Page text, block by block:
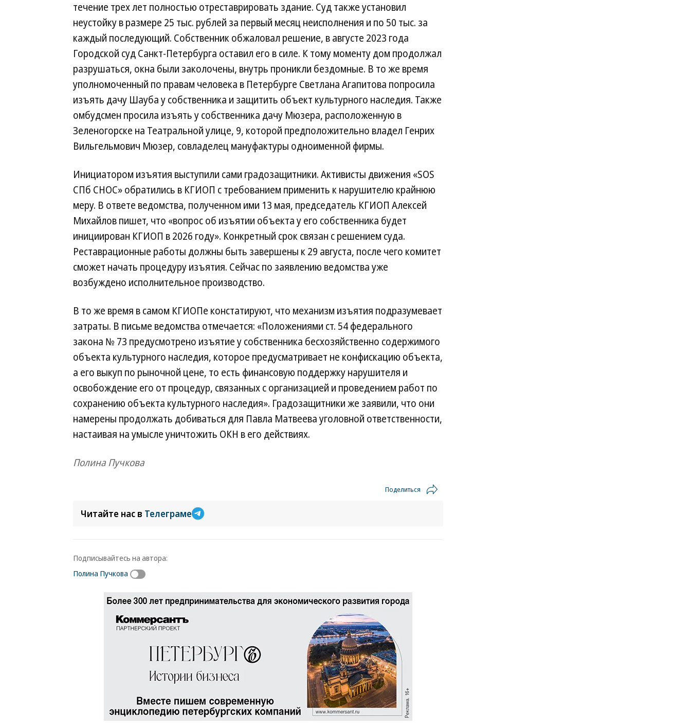
течение трех лет полностью отреставрировать здание. Суд также установил
неустойку в размере 25 тыс. рублей за первый месяц неисполнения и по 50 тыс. за
каждый последующий. Собственник обжаловал решение, в августе 2023 года
Городской суд Санкт-Петербурга оставил его в силе. К тому моменту дом продолжал
разрушаться, окна были заколочены, внутрь проникли бездомные. В то же время
уполномоченный по правам человека в Петербурге Светлана Агапитова попросила
изъять дачу Шауба у собственника и защитить объект культурного наследия. Также
омбудсмен просила изъять у собственника дачу Мюзера, расположенную в
Зеленогорске на Театральной улице, 9, которой предположительно владел Генрих
Вильгельмович Мюзер, совладелец мануфактуры одноименной фирмы.
Инициатором изъятия выступили сами градозащитники. Активисты движения «SOS
СПб СНОС» обратились в КГИОП с требованием применить к нарушителю крайнюю
меру. В ответе ведомства, полученном ими 13 мая, председатель КГИОП Алексей
Михайлов пишет, что «вопрос об изъятии объекта у его собственника будет
инициирован КГИОП в 2026 году». Конкретный срок связан с решением суда.
Реставрационные работы должны быть завершены к 29 августа, после чего комитет
сможет начать процедуру изъятия. Сейчас по заявлению ведомства уже
возбуждено исполнительное производство.
В то же время в самом КГИОПе констатируют, что механизм изъятия подразумевает
затраты. В письме ведомства отмечается: «Положениями ст. 54 федерального
закона № 73 предусмотрено изъятие у собственника бесхозяйственно содержимого
объекта культурного наследия, которое предусматривает не конфискацию объекта,
а его выкуп по рыночной цене, то есть финансовую поддержку нарушителя и
освобождение его от процедур, связанных с организацией и проведением работ по
сохранению объекта культурного наследия». Градозащитники же заявили, что они
намерены продолжать добиваться для Павла Матвеева уголовной ответственности,
настаивая на умысле уничтожить ОКН в его действиях.
Полина Пучкова
Поделиться
Читайте нас в Телеграме
Подписывайтесь на автора:
Полина Пучкова